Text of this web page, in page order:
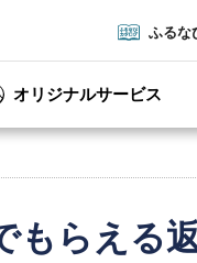
ふるな
オリジナルサービス
もらえる